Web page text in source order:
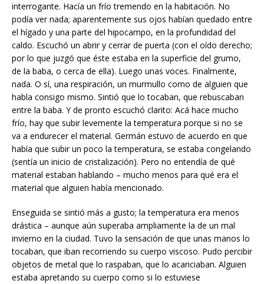
interrogante. Hacía un frío tremendo en la habitación. No
podía ver nada; aparentemente sus ojos habían quedado entre
el hígado y una parte del hipocampo, en la profundidad del
caldo. Escuchó un abrir y cerrar de puerta (con el oído derecho;
por lo que juzgó que éste estaba en la superficie del grumo,
de la baba, o cerca de ella). Luego unas voces. Finalmente,
nada. O sí, una respiración, un murmullo como de alguien que
habla consigo mismo. Sintió que lo tocaban, que rebuscaban
entre la baba. Y de pronto escuchó clarito: Acá hace mucho
frío, hay que subir levemente la temperatura porque si no se
va a endurecer el material. Germán estuvo de acuerdo en que
había que subir un poco la temperatura, se estaba congelando
(sentía un inicio de cristalización). Pero no entendía de qué
material estaban hablando – mucho menos para qué era el
material que alguien había mencionado.
Enseguida se sintió más a gusto; la temperatura era menos
drástica – aunque aún superaba ampliamente la de un mal
invierno en la ciudad. Tuvo la sensación de que unas manos lo
tocaban, que iban recorriendo su cuerpo viscoso. Pudo percibir
objetos de metal que lo raspaban, que lo acariciaban. Alguien
estaba apretando su cuerpo como si lo estuviese